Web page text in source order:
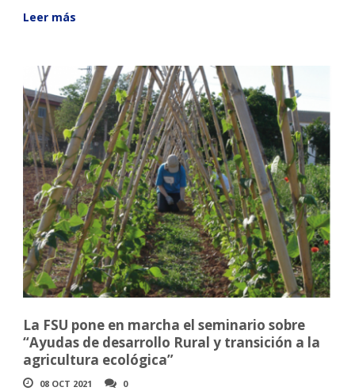
Leer más
La FSU pone en marcha el seminario sobre
“Ayudas de desarrollo Rural y transición a la
agricultura ecológica”
08 OCT 2021 0